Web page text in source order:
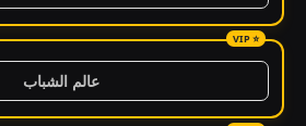
عالم الشباب